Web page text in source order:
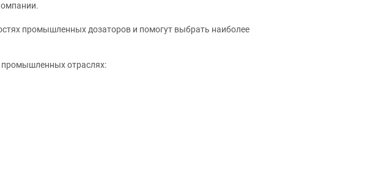
промышленных дозаторов и помогут выбрать наиболее
отраслях: